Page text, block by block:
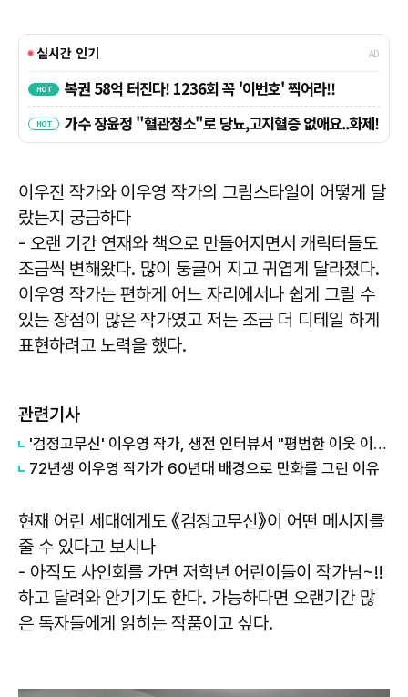
이우진 작가와 이우영 작가의 그림스타일이 어떻게 달
랐는지 궁금하다
- 오랜 기간 연재와 책으로 만들어지면서 캐릭터들도
조금씩 변해왔다. 많이 둥글어 지고 귀엽게 달라졌다.
이우영 작가는 편하게 어느 자리에서나 쉽게 그릴 수
있는 장점이 많은 작가였고 저는 조금 더 디테일 하게
표현하려고 노력을 했다.
관련기사
'검정고무신' 이우영 작가, 생전 인터뷰서 "평범한 이웃 이야기 다시 그리고 싶다"
72년생 이우영 작가가 60년대 배경으로 만화를 그린 이유
현재 어린 세대에게도 《검정고무신》이 어떤 메시지를
줄 수 있다고 보시나
- 아직도 사인회를 가면 저학년 어린이들이 작가님~!!
하고 달려와 안기기도 한다. 가능하다면 오랜기간 많
은 독자들에게 읽히는 작품이고 싶다.